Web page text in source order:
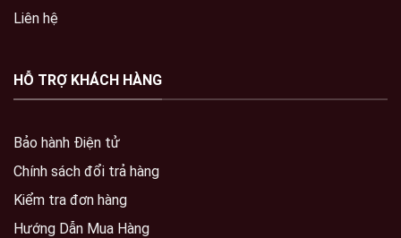
Liên hệ
HỖ TRỢ KHÁCH HÀNG
Bảo hành Điện tử
Chính sách đổi trả hàng
Kiểm tra đơn hàng
Hướng Dẫn Mua Hàng